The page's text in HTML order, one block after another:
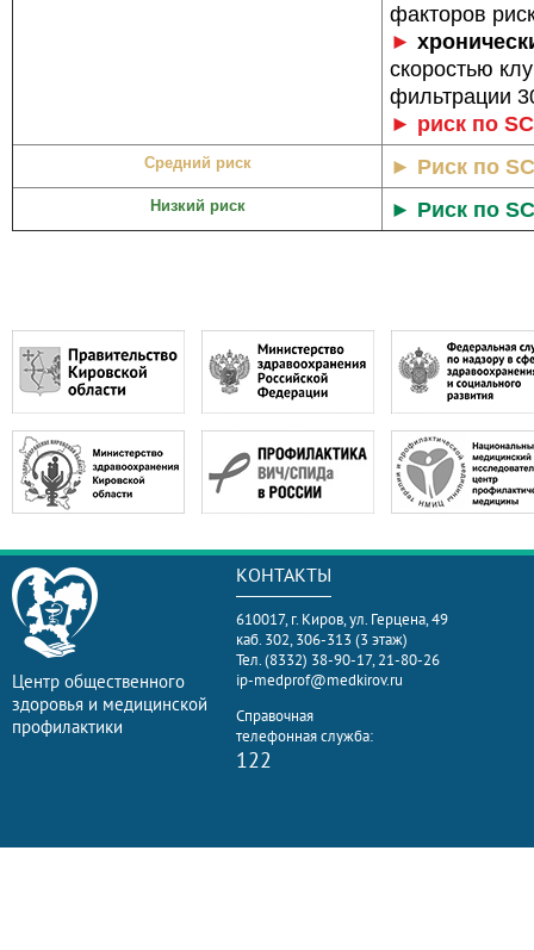
факторов
►
скоростью
фильтрации
► риск по
Средний риск ► Риск по
Низкий риск ► Риск по
Центр общественного
здоровья и медицинской
профилактики
КОНТАКТЫ
610017, г. Киров, ул. Герцена, 49
каб. 302, 306-313 (3 этаж)
Тел. (8332) 38-90-17, 21-80-26
ip-medprof@medkirov.ru
Справочная
телефонная служба:
122